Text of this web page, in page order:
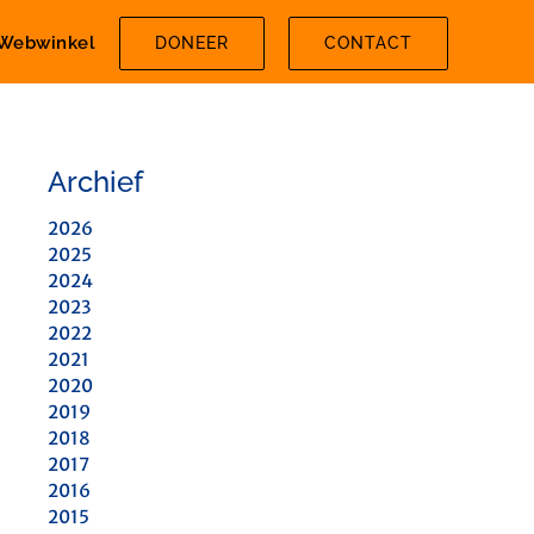
DONEER CONTACT
Archief
2026
2025
2024
2023
2022
2021
2020
2019
2018
2017
2016
2015